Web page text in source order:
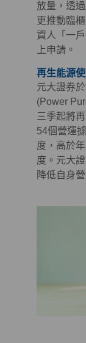
放量，透
更推動臨
資人「一
上申請。
再生能源使
元大證券
(Power
三季起將
54個營運
度，高於
度。元大
降低自身